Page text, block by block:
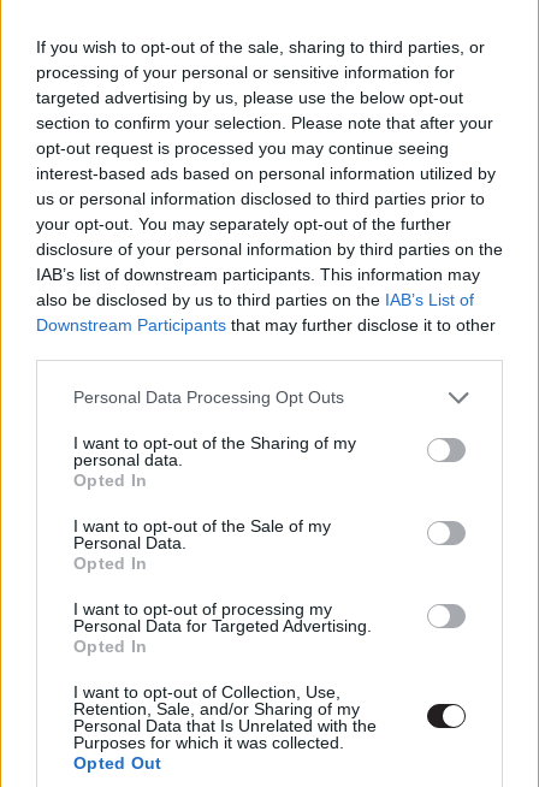
If you wish to opt-out of the sale, sharing to third parties, or
processing of your personal or sensitive information for
targeted advertising by us, please use the below opt-out
section to confirm your selection. Please note that after your
opt-out request is processed you may continue seeing
interest-based ads based on personal information utilized by
us or personal information disclosed to third parties prior to
your opt-out. You may separately opt-out of the further
disclosure of your personal information by third parties on the
IAB’s list of downstream participants. This information may
also be disclosed by us to third parties on the IAB’s List of
Downstream Participants that may further disclose it to other
Please note that this website/app uses one or more Google
not limited to your visit or usage behaviour. You may click to
grant or deny consent to Google and its third-party tags to
use your data for below specified purposes in below Google
consent section.
Personal Data Processing Opt Outs
I want to opt-out of the Sharing of my
personal data.
Opted In
I want to opt-out of the Sale of my
Personal Data.
Opted In
I want to opt-out of processing my
Personal Data for Targeted Advertising.
Opted In
I want to opt-out of Collection, Use,
Retention, Sale, and/or Sharing of my
Personal Data that Is Unrelated with the
Purposes for which it was collected.
Opted Out
mi is beszámoltunk róla
- hogy az elmúlt napokban már
arról cikkeztek, hogy a rendező következő munkája a
West Side Storyremake-je lesz, aminek már a castingja
is a kezdetét vette, viszont a The Hollywood Reporter
belsős információkra hivatkozva Jones professzor
elsőbbséget élvez Spielbergnél és 2019-ben már meg is
kezdődhet a forgatás. Ami célszerű is, hiszen Harrison
Ford is 77 éves lesz addigra, ami már így is számos
aggályt vet fel egyesekben. Valószínűleg a Ready Player
One március 30.-ai bemutatója után már többet tudunk,
de mivel a film kitűzött premierje 2020 július 10, ezért
nem lehetetlen, hacsak az 5. kaland forgatásának a
kezdetéig le nem vezényli a musical klasszikus újráját.
#steven spielberg
The Cured előzetes - Tovább
feszegetik a zombi zsáner